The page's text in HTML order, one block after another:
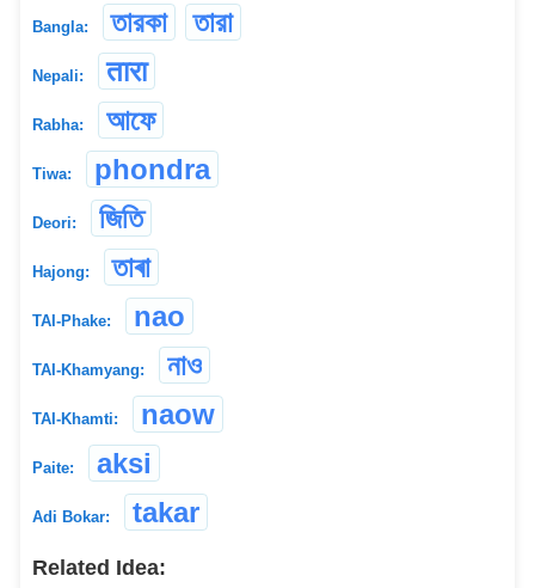
Bangla: তারকা তারা
Nepali: तारा
Rabha: আফে
Tiwa: phondra
Deori: জিতি
Hajong: তাৰা
TAI-Phake: nao
TAI-Khamyang: নাও
TAI-Khamti: naow
Paite: aksi
Adi Bokar: takar
Related Idea: